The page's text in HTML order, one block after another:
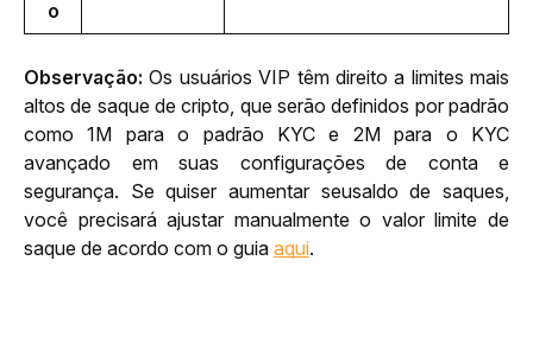
o
Observação: Os usuários VIP têm direito a limites mais
altos de saque de cripto, que serão definidos por padrão
como 1M para o padrão KYC e 2M para o KYC
avançado em suas configurações de conta e
segurança. Se quiser aumentar seusaldo de saques,
você precisará ajustar manualmente o valor limite de
saque de acordo com o guia aqui.